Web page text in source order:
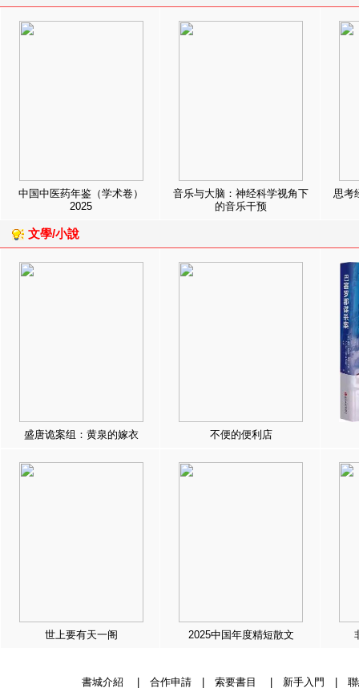
中国中医药年鉴（学术卷）
2025
音乐与大脑：神经科学视角下
的音乐干预
思考
文學/小說
盛唐诡案组：黄泉的嫁衣 不便的便利店
世上要有天一阁 2025中国年度精短散文
書城介紹 合作申請| 索要書目 新手入門